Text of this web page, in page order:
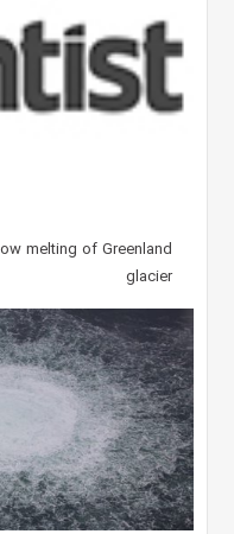
melting of Greenland
glacier